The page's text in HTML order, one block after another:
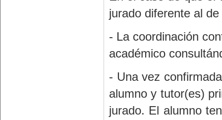
jurado diferente al
- La coordinación
académico
- Una vez
alumno y tutor(es)
jurado. El alumno